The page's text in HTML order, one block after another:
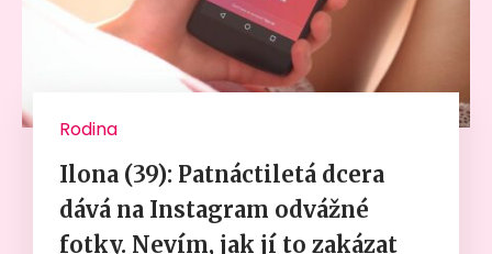
Rodina
Ilona (39): Patnáctiletá dcera
dává na Instagram odvážné
fotky. Nevím, jak jí to zakázat